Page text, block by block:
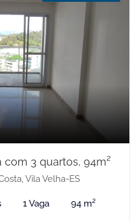
3 quartos, 94m²
Vila Velha-ES
1 Vaga 94 m²